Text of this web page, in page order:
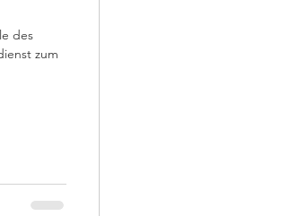
des
zum